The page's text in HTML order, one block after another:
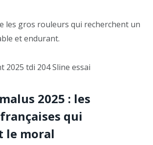
les gros rouleurs qui recherchent un
et endurant.
2025 : les
qui
le moral